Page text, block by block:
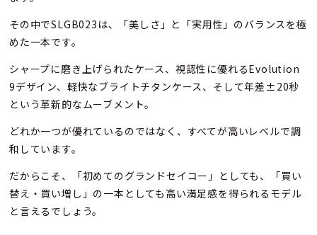
その中でSLGB023は、「美しさ」と「実用性」のバランスを極
めた一本です。
シャープに磨き上げられたケース、視認性に優れるEvolution
9デザイン、軽快なブライトチタンケース、そして年差±20秒
という革新的なムーブメント。
どれか一つが優れているのではなく、すべてが高いレベルで調
和しています。
だからこそ、「初めてのグランドセイコー」としても、「買い
替え・買い増し」の一本としても高い満足感を得られるモデル
と言えるでしょう。